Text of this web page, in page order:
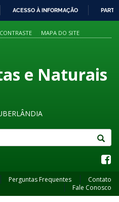
PARA
O
ACESSO À INFORMAÇÃO
MAPA DO SITE
e Naturais
Perguntas Frequentes
Contato
Fale Conosco